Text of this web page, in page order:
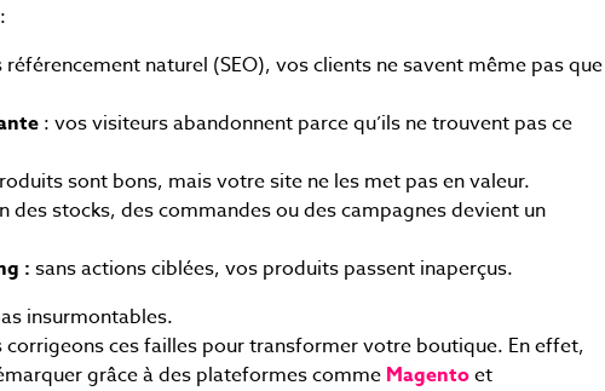
référencement naturel (SEO), vos clients ne savent même pas que
: vos visiteurs abandonnent parce qu’ils ne trouvent pas ce
sont bons, mais votre site ne les met pas en valeur.
des stocks, des commandes ou des campagnes devient un
: sans actions ciblées, vos produits passent inaperçus.
insurmontables.
corrigeons ces failles pour transformer votre boutique. En effet,
grâce à des plateformes comme Magentoet